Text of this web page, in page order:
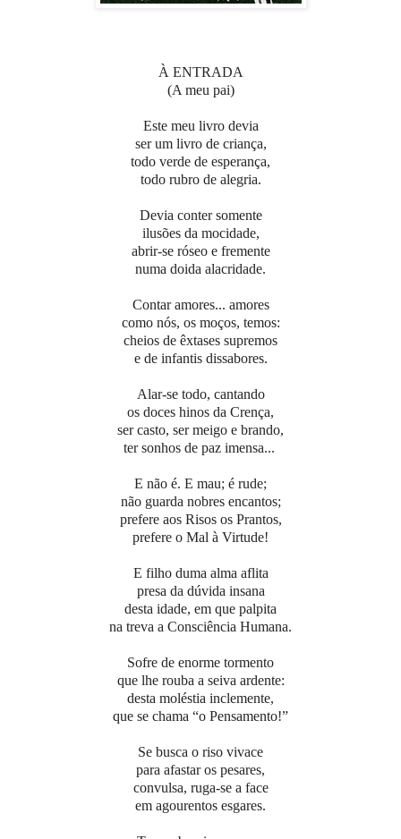
À ENTRADA
(A meu pai)
Este meu livro devia
ser um livro de criança,
todo verde de esperança,
todo rubro de alegria.
Devia conter somente
ilusões da mocidade,
abrir-se róseo e fremente
numa doida alacridade.
Contar amores... amores
como nós, os moços, temos:
cheios de êxtases supremos
e de infantis dissabores.
Alar-se todo, cantando
os doces hinos da Crença,
ser casto, ser meigo e brando,
ter sonhos de paz imensa...
E não é. E mau; é rude;
não guarda nobres encantos;
prefere aos Risos os Prantos,
prefere o Mal à Virtude!
E filho duma alma aflita
presa da dúvida insana
desta idade, em que palpita
na treva a Consciência Humana.
Sofre de enorme tormento
que lhe rouba a seiva ardente:
desta moléstia inclemente,
que se chama “o Pensamento!”
Se busca o riso vivace
para afastar os pesares,
convulsa, ruga-se a face
em agourentos esgares.